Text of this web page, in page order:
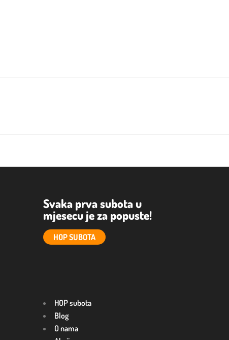
Svaka prva subota u
mjesecu je za popuste!
HOP SUBOTA
HOP subota
Blog
O nama